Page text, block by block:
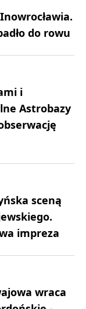
do rowu
i
Astrobazy
sceną
impreza
wraca